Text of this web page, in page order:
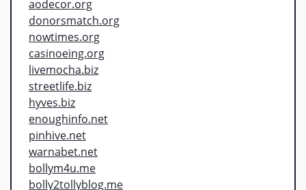
aodecor.org
donorsmatch.org
nowtimes.org
casinoeing.org
livemocha.biz
streetlife.biz
hyves.biz
enoughinfo.net
pinhive.net
warnabet.net
bollym4u.me
bolly2tollyblog.me